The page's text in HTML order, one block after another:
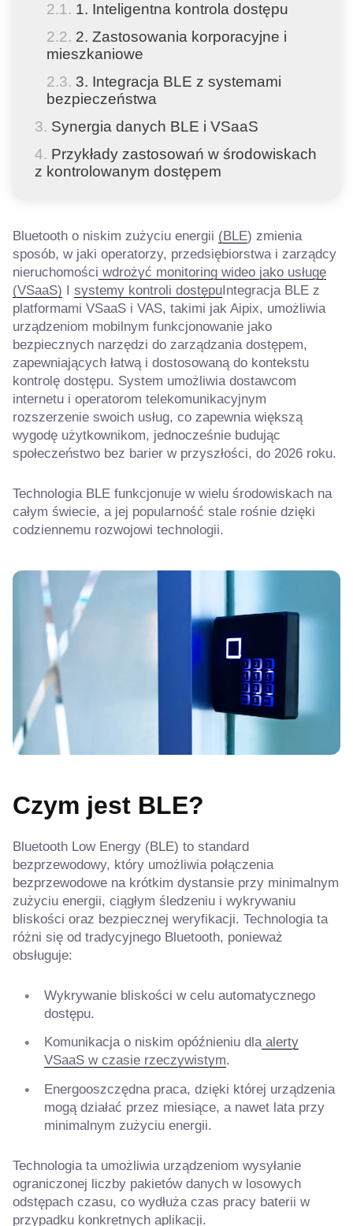
1. Inteligentna kontrola dostępu
2. Zastosowania korporacyjne i
mieszkaniowe
3. Integracja BLE z systemami
bezpieczeństwa
Synergia danych BLE i VSaaS
Przykłady zastosowań w środowiskach
z kontrolowanym dostępem
Bluetooth o niskim zużyciu energii (BLE) zmienia
sposób, w jaki operatorzy, przedsiębiorstwa i zarządcy
nieruchomości wdrożyć monitoring wideo jako usługę
(VSaaS)
systemy kontroli dostępu Integracja BLE z
platformami VSaaS i VAS, takimi jak Aipix, umożliwia
urządzeniom mobilnym funkcjonowanie jako
bezpiecznych narzędzi do zarządzania dostępem,
zapewniających łatwą i dostosowaną do kontekstu
kontrolę dostępu. System umożliwia dostawcom
internetu i operatorom telekomunikacyjnym
rozszerzenie swoich usług, co zapewnia większą
wygodę użytkownikom, jednocześnie budując
społeczeństwo bez barier w przyszłości, do 2026 roku.
Technologia BLE funkcjonuje w wielu środowiskach na
całym świecie, a jej popularność stale rośnie dzięki
codziennemu rozwojowi technologii.
Czym jest BLE?
Bluetooth Low Energy (BLE) to standard
bezprzewodowy, który umożliwia połączenia
bezprzewodowe na krótkim dystansie przy minimalnym
zużyciu energii, ciągłym śledzeniu i wykrywaniu
bliskości oraz bezpiecznej weryfikacji. Technologia ta
różni się od tradycyjnego Bluetooth, ponieważ
obsługuje:
Wykrywanie bliskości w celu automatycznego
dostępu.
Komunikacja o niskim opóźnieniu dlaalerty
VSaaS w czasie rzeczywistym.
Energooszczędna praca, dzięki której urządzenia
mogą działać przez miesiące, a nawet lata przy
minimalnym zużyciu energii.
Technologia ta umożliwia urządzeniom wysyłanie
ograniczonej liczby pakietów danych w losowych
odstępach czasu, co wydłuża czas pracy baterii w
przypadku konkretnych aplikacji.